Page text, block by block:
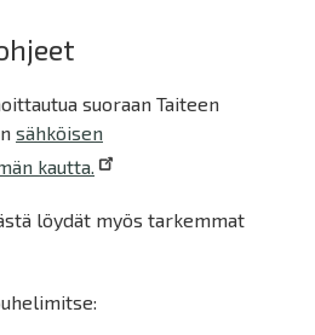
suoraan Taiteen
sähköisen
kautta.
löydät myös tarkemmat